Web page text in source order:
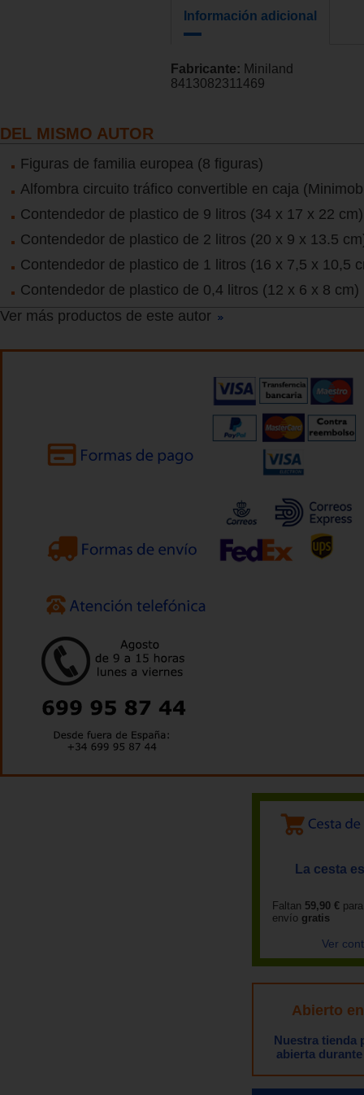
Información adicional
Fabricante: Miniland
8413082311469
DEL MISMO AUTOR
Figuras de familia europea (8 figuras)
Alfombra circuito tráfico convertible en caja
Contendedor de plastico de 9 litros (34 x 17 x 22 cm)
Contendedor de plastico de 2 litros (20 x 9 x 13.5
Contendedor de plastico de 1 litros (16 x 7,5 x 10,5
Contendedor de plastico de 0,4 litros (12 x 6 x 8 cm)
Ver más productos de este autor
La cesta
Faltan 59,90 €
envío gratis
Ver
Abierto
Nuestra tienda
abierta